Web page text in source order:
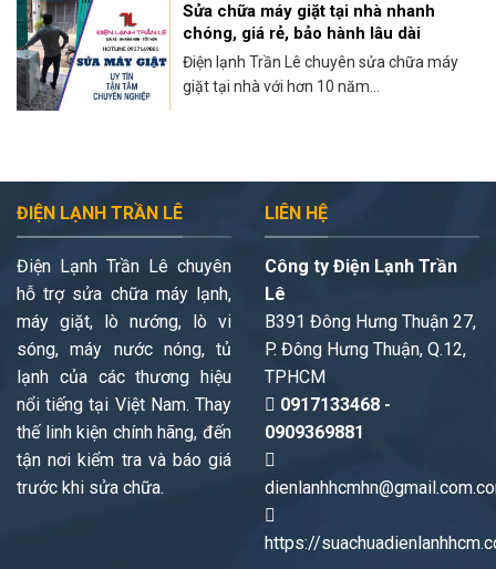
Sửa chữa máy giặt tại nhà nhanh
chóng, giá rẻ, bảo hành lâu dài
Điện lạnh Trần Lê chuyên sửa chữa máy
giặt tại nhà với hơn 10 năm...
ĐIỆN LẠNH TRẦN LÊ
Điện Lạnh Trần Lê chuyên
hỗ trợ sửa chữa máy lạnh,
máy giặt, lò nướng, lò vi
sóng, máy nước nóng, tủ
lạnh của các thương hiệu
nổi tiếng tại Việt Nam. Thay
thế linh kiện chính hãng, đến
tận nơi kiểm tra và báo giá
trước khi sửa chữa.
LIÊN HỆ
Công ty Điện Lạnh Trần
Lê
B391 Đông Hưng Thuận 27,
P. Đông Hưng Thuận, Q.12,
TPHCM
0917133468 -
0909369881
https://